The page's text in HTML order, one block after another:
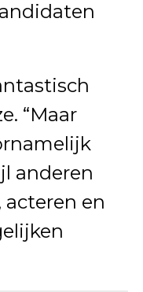
“Maar
anderen
en